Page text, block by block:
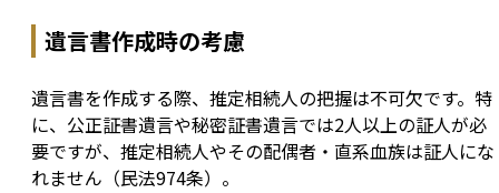
遺言書作成時の考慮
遺言書を作成する際、推定相続人の把握は不可欠です。特
に、公正証書遺言や秘密証書遺言では2人以上の証人が必
要ですが、推定相続人やその配偶者・直系血族は証人にな
れません（民法974条）。